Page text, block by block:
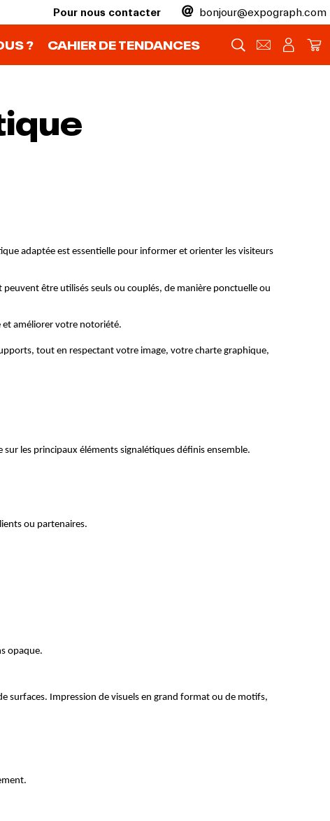
Pour nous contacter bonjour@expograph.com
? CAHIER DE TENDANCES
être utilisés seuls ou couplés, de manière ponctuelle ou
et améliorer votre notoriété.
tout en respectant votre image, votre charte graphique,
les principaux éléments signalétiques définis ensemble.
ou partenaires.
opaque.
surfaces. Impression de visuels en grand format ou de motifs,